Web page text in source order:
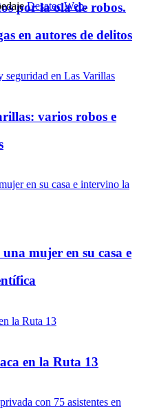
por la ola de robos.
en autores de delitos
varios robos e
mujer en su casa e
en la Ruta 13
Desatec Web.